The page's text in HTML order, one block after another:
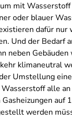
mit
oder blauer
dafür nur
Und der Bedarf
neben Gebäuden
klimaneutral
Umstellung
Wasserstoff alle
auf
werden